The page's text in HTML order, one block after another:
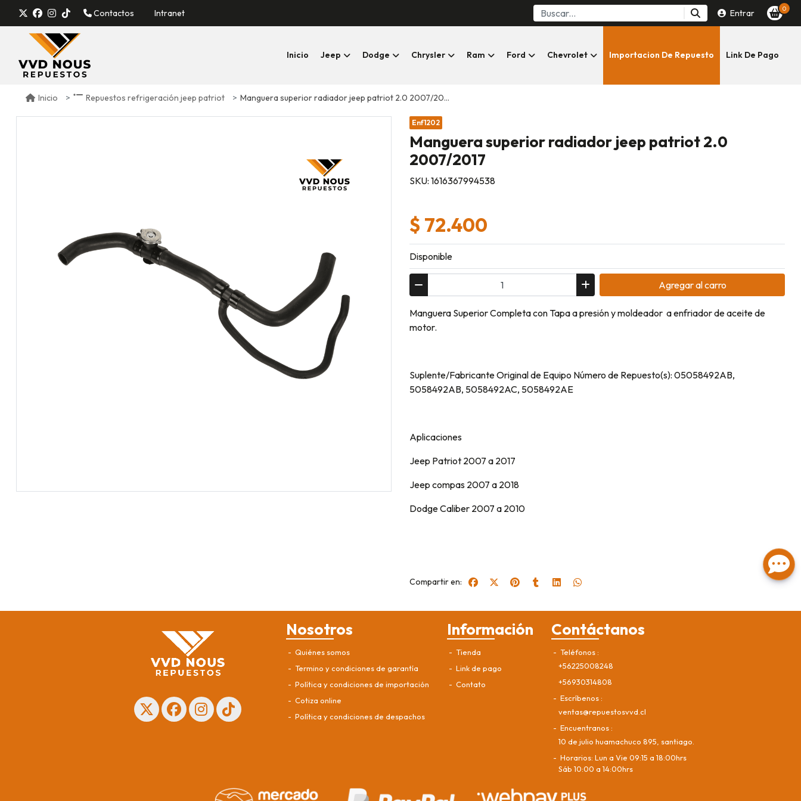
Contactos Intranet Entrar 0
Inicio Jeep Dodge Chrysler Ram Ford Chevrolet Importacion De Repuesto Link De Pago
Inicio Repuestos refrigeración jeep patriot Manguera superior radiador jeep patriot 2.0 2007/2017
Enf1202
Manguera superior radiador jeep patriot 2.0
2007/2017
SKU: 1616367994538
$ 72.400
Disponible
Agregaral carro
Manguera Superior Completa con Tapa a presión y moldeador a enfriador de aceite de
motor.
Suplente/Fabricante Original de Equipo Número de Repuesto(s): 05058492AB,
5058492AB, 5058492AC, 5058492AE
Aplicaciones
Jeep Patriot 2007 a 2017
Jeep compas 2007 a 2018
Dodge Caliber 2007 a 2010
Compartir en:
Nosotros
Quiénes somos
Termino y condiciones de garantía
Política y condiciones de importación
Cotiza online
Política y condiciones de despachos
Información
Tienda
Link de pago
Contato
Contáctanos
Teléfonos
+56225008248
+56930314808
Escríbenos
ventas@repuestosvvd.cl
Encuentranos
10 de julio huamachuco 895, santiago.
Horarios: Lun a Vie 09:15 a 18:00hrs
Sáb 10:00 a 14:00hrs